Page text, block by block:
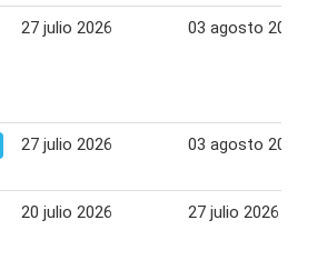
27 julio 2026 03 agosto 2026
27 julio 2026 03 agosto 2026
20 julio 2026 27 julio 2026